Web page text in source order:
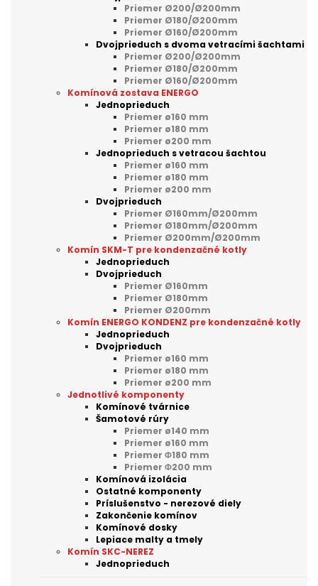
Priemer Ø200/Ø200mm
Priemer Ø180/Ø200mm
Priemer Ø160/Ø200mm
Dvojprieduch s dvoma vetracími šachtami
Priemer Ø200/Ø200mm
Priemer Ø180/Ø200mm
Priemer Ø160/Ø200mm
Komínová zostava ENERGO
Jednoprieduch
Priemer ø160 mm
Priemer ø180 mm
Priemer ø200 mm
Jednoprieduch s vetracou šachtou
Priemer ø160 mm
Priemer ø180 mm
Priemer ø200 mm
Dvojprieduch
Priemer Ø160mm/Ø200mm
Priemer Ø180mm/Ø200mm
Priemer Ø200mm/Ø200mm
Komín SKM-T pre kondenzačné kotly
Jednoprieduch
Dvojprieduch
Priemer Ø160mm
Priemer Ø180mm
Priemer Ø200mm
Komín ENERGO KONDENZ pre kondenzačné kotly
Jednoprieduch
Dvojprieduch
Priemer ø160 mm
Priemer ø180 mm
Priemer ø200 mm
Jednotlivé komponenty
Komínové tvárnice
Šamotové rúry
Priemer ø140 mm
Priemer ø160 mm
Priemer Φ180 mm
Priemer Φ200 mm
Komínová izolácia
Ostatné komponenty
Príslušenstvo - nerezové diely
Zakončenie komínov
Komínové dosky
Lepiace malty a tmely
Komín SKC-NEREZ
Jednoprieduch